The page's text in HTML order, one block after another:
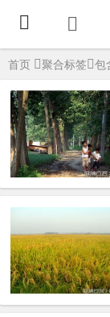
首页 聚合标签 包